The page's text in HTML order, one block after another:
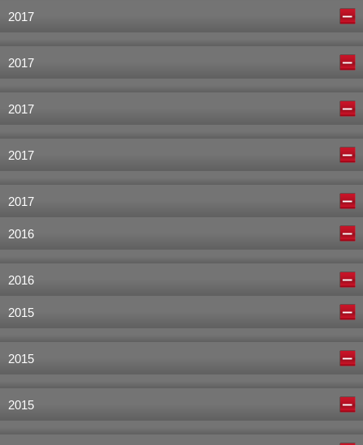
2017
2017
2017
2017
2017
2016
2016
2015
2015
2015